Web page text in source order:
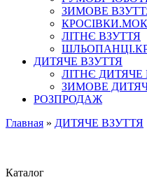
ЗИМОВЕ
ЛІТНЄ ВЗУТТЯ
ДИТЯЧЕ ВЗУТТЯ
ЛІТНЄ ДИТЯЧЕ
ЗИМОВЕ
РОЗПРОДАЖ
Главная » ДИТЯЧЕ ВЗУТТЯ
Каталог